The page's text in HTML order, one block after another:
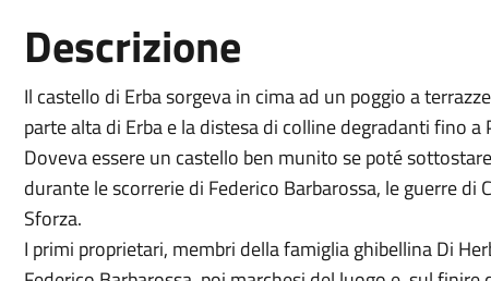
Descrizione
Il castello di Erba sorgeva in cima ad un poggio a
parte alta di Erba e la distesa di colline degradanti fino a
Doveva essere un castello ben munito se poté
durante le scorrerie di Federico Barbarossa, le guerre di
Sforza.
I primi proprietari, membri della famiglia ghibellina Di